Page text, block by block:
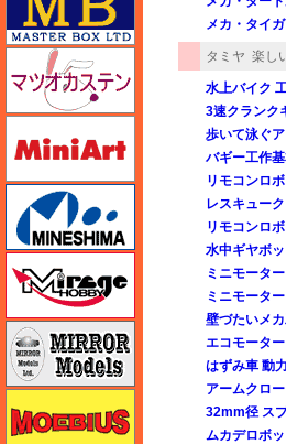
メカ・タイガ
タミヤ 楽し
水上バイク
3速クランク
歩いて泳ぐ
バギー工作
リモコンロ
レスキュー
リモコンロ
水中ギヤボ
ミニモータ
ミニモータ
壁づたいメ
エコモータ
はずみ車 動
アームクロ
32mm径 ス
ムカデロボ
マツオカステン
ミラージュホビー
ミラーモデルズ